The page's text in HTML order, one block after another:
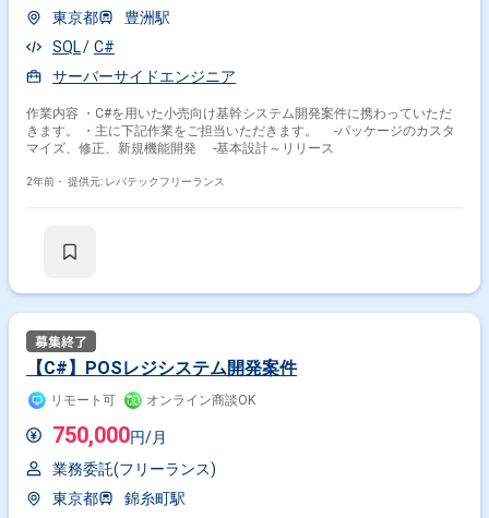
東京都
豊洲駅
SQL
C#
サーバーサイドエンジニア
作業内容 ・C#を用いた小売向け基幹システム開発案件に携わっていただ
きます。 ・主に下記作業をご担当いただきます。 -パッケージのカスタ
マイズ、修正、新規機能開発 -基本設計～リリース
2年前・ 提供元: レバテックフリーランス
【C#】POSレジシステム開発案件
リモート可 オンライン商談OK
750,000円/月
業務委託(フリーランス)
東京都
錦糸町駅